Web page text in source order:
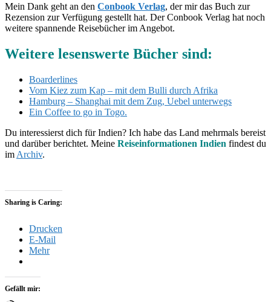
Mein Dank geht an den Conbook Verlag, der mir das Buch zur
Rezension zur Verfügung gestellt hat. Der Conbook Verlag hat noch
weitere spannende Reisebücher im Angebot.
Weitere lesenswerte Bücher sind:
Boarderlines
Vom Kiez zum Kap – mit dem Bulli durch Afrika
Hamburg – Shanghai mit dem Zug, Uebel unterwegs
Ein Coffee to go in Togo.
Du interessierst dich für Indien? Ich habe das Land mehrmals bereist
und darüber berichtet. Meine Reiseinformationen Indien findest du
im Archiv.
Sharing is Caring:
Drucken
E-Mail
Mehr
Gefällt mir: